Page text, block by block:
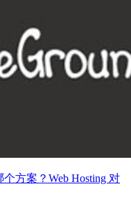
方案？Web Hosting 对